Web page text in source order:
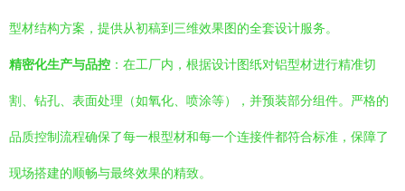
型材结构方案，提供从初稿到三维效果图的全套设计服务。
精密化生产与品控 ：在工厂内，根据设计图纸对铝型材进行精准切
割、钻孔、表面处理（如氧化、喷涂等），并预装部分组件。严格的
品质控制流程确保了每一根型材和每一个连接件都符合标准，保障了
现场搭建的顺畅与最终效果的精致。